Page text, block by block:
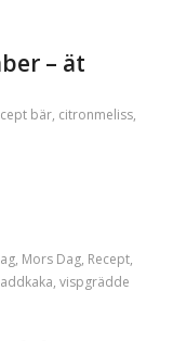
– ät
bär, citronmeliss,
, Mors Dag, Recept,
, vispgrädde